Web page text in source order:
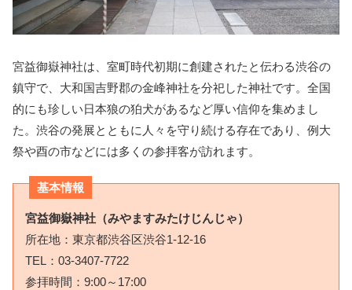
宮益御嶽神社は、室町時代初期に創建されたと伝わる渋谷の
鎮守で、大和国吉野郡の金峰神社を分祀した神社です。全国
的にも珍しい日本狼の狛犬があるなど厚い信仰を集めまし
た。渋谷の発展とともに人々を守り続ける存在であり、例大
祭や酉の市などには多くの参拝客が訪れます。
基本情報
宮益御嶽神社（みやますみたけじんじゃ）
所在地：東京都渋谷区渋谷1-12-16
TEL：03-3407-7722
参拝時間：9:00～17:00